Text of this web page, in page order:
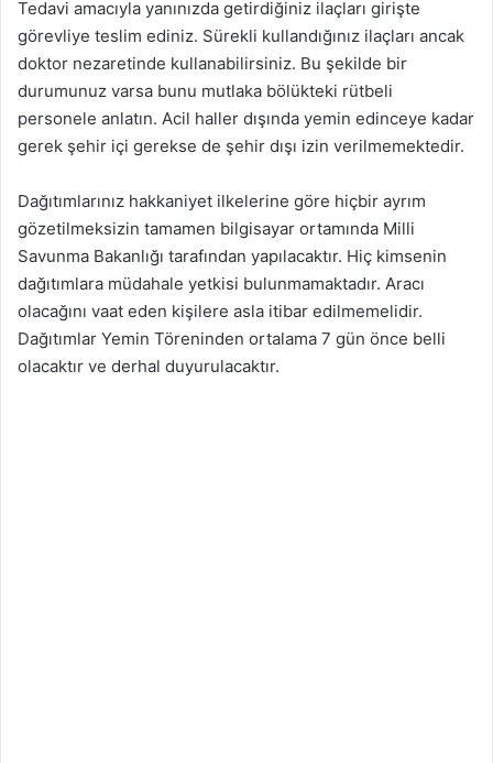
Tedavi amacıyla yanınızda getirdiğiniz ilaçları girişte
görevliye teslim ediniz. Sürekli kullandığınız ilaçları ancak
doktor nezaretinde kullanabilirsiniz. Bu şekilde bir
durumunuz varsa bunu mutlaka bölükteki rütbeli
personele anlatın. Acil haller dışında yemin edinceye kadar
gerek şehir içi gerekse de şehir dışı izin verilmemektedir.
Dağıtımlarınız hakkaniyet ilkelerine göre hiçbir ayrım
gözetilmeksizin tamamen bilgisayar ortamında Milli
Savunma Bakanlığı tarafından yapılacaktır. Hiç kimsenin
dağıtımlara müdahale yetkisi bulunmamaktadır. Aracı
olacağını vaat eden kişilere asla itibar edilmemelidir.
Dağıtımlar Yemin Töreninden ortalama 7 gün önce belli
olacaktır ve derhal duyurulacaktır.